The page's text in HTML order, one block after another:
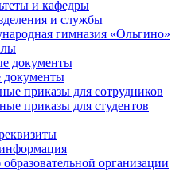
и кафедры
и службы
гимназия «Ольгино»
документы
приказы для сотрудников
приказы для студентов
организации